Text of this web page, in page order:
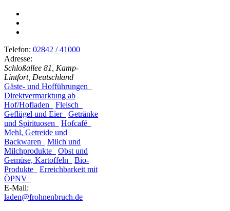
Telefon: 02842 / 41000
Adresse:
Schloßallee 81, Kamp-
Lintfort, Deutschland
Gäste- und Hofführungen
Direktvermarktung ab
Hof/Hofladen
Fleisch
Geflügel und Eier
Getränke
und Spirituosen
Hofcafé
Mehl, Getreide und
Backwaren
Milch und
Milchprodukte
Obst und
Gemüse, Kartoffeln
Bio-
Produkte
Erreichbarkeit mit
ÖPNV
E-Mail:
laden@frohnenbruch.de